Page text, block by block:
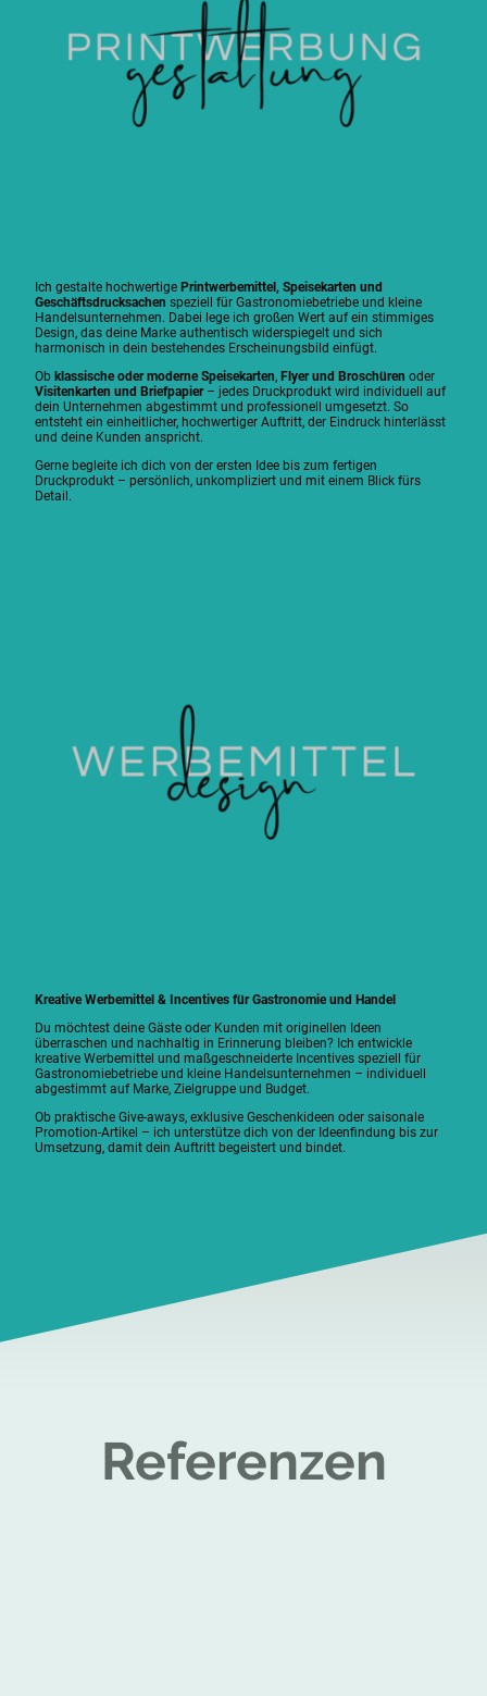
Ich gestalte hochwertige Printwerbemittel, Speisekarten und
Geschäftsdrucksachen speziell für Gastronomiebetriebe und kleine
Handelsunternehmen. Dabei lege ich großen Wert auf ein stimmiges
Design, das deine Marke authentisch widerspiegelt und sich
harmonisch in dein bestehendes Erscheinungsbild einfügt.
Ob klassische oder moderne Speisekarten, Flyer und Broschüren oder
Visitenkarten und Briefpapier– jedes Druckprodukt wird individuell auf
dein Unternehmen abgestimmt und professionell umgesetzt. So
entsteht ein einheitlicher, hochwertiger Auftritt, der Eindruck hinterlässt
und deine Kunden anspricht.
Gerne begleite ich dich von der ersten Idee bis zum fertigen
Druckprodukt – persönlich, unkompliziert und mit einem Blick fürs
Detail.
Kreative Werbemittel & Incentives für Gastronomie und Handel
Du möchtest deine Gäste oder Kunden mit originellen Ideen
überraschen und nachhaltig in Erinnerung bleiben? Ich entwickle
kreative Werbemittel und maßgeschneiderte Incentives speziell für
Gastronomiebetriebe und kleine Handelsunternehmen – individuell
abgestimmt auf Marke, Zielgruppe und Budget.
Ob praktische Give-aways, exklusive Geschenkideen oder saisonale
Promotion-Artikel – ich unterstütze dich von der Ideenfindung bis zur
Umsetzung, damit dein Auftritt begeistert und bindet.
Referenzen